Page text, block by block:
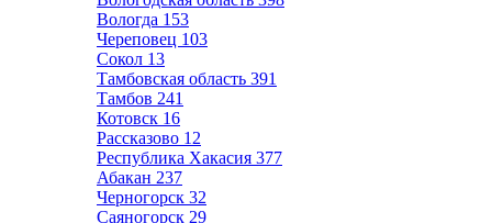
Вологда 153
Череповец 103
Сокол 13
Тамбовская область 391
Тамбов 241
Котовск 16
Рассказово 12
Республика Хакасия 377
Абакан 237
Черногорск 32
Саяногорск 29